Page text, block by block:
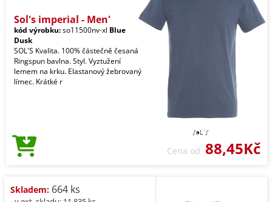
Sol's imperial - Men'
kód výrobku:so11500nv-xl Blue
Dusk
SOL'S Kvalita. 100% částečně česaná
Ringspun bavlna. Styl. Vyztužení
lemem na krku. Elastanový žebrovaný
límec. Krátké r
Cena od 88,45Kč
Skladem: 664 ks